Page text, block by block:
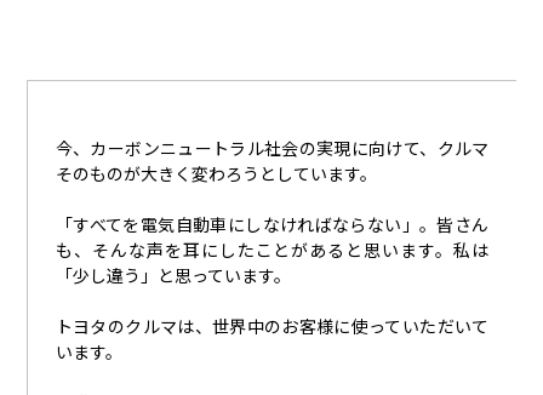
今、カーボンニュートラル社会の実現に向けて、クルマ
そのものが大きく変わろうとしています。
「すべてを電気自動車にしなければならない」。皆さん
も、そんな声を耳にしたことがあると思います。私は
「少し違う」と思っています。
トヨタのクルマは、世界中のお客様に使っていただいて
います。